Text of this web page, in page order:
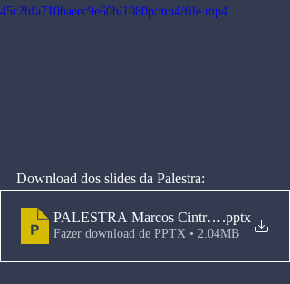
45c2bfa710baeec9e60b/1080p/mp4/file.mp4
Download dos slides da Palestra:
PALESTRA Marcos Cintra ENEAC
.pptx
Fazer download de PPTX • 2.04MB